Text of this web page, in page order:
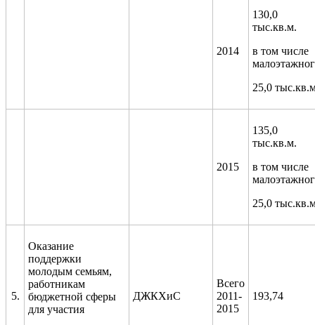
2014
130,0
тыс.кв.м.
в том числе
25,0
2015
135,0
тыс.кв.м.
в том числе
25,0
5.
Оказание
поддержки
молодым семьям,
работникам
бюджетной сферы
для участия
ДЖКХиС
Всего
2011-
2015
193,74